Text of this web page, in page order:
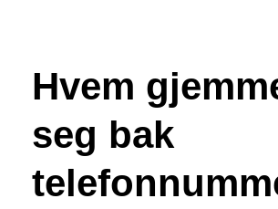
Hvem
seg bak